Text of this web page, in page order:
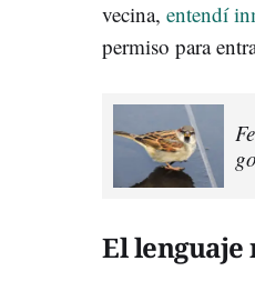
vecina, entendí
permiso para
El